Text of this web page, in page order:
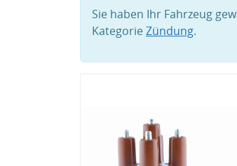
Sie haben Ihr Fahrzeug
KategorieZündung.